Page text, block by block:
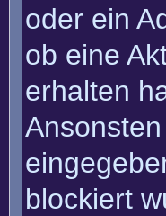
oder ein
ob eine
erhalten
blockiert